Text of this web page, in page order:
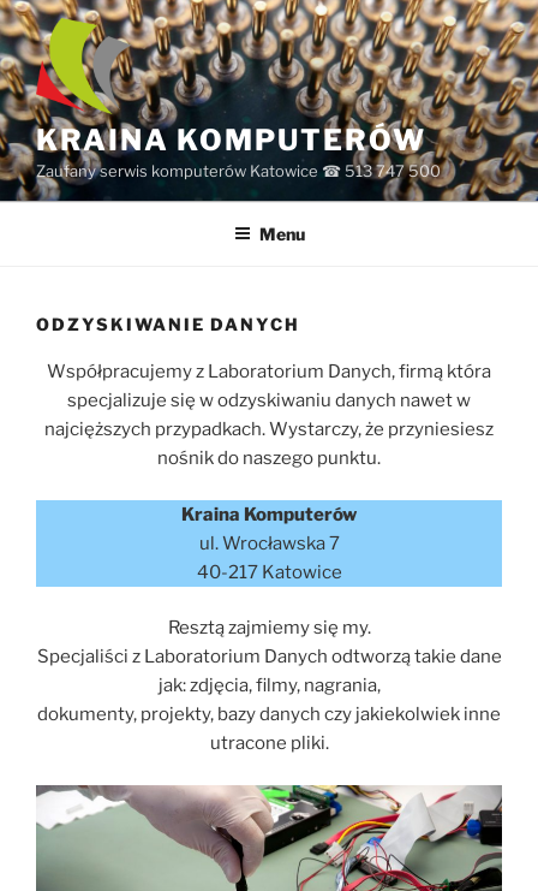
Przejdź
do
treści
KRAINA KOMPUTERÓW
Zaufany serwis komputerów Katowice ☎ 513 747 500
Menu
ODZYSKIWANIE DANYCH
Współpracujemy z Laboratorium Danych, firmą która
specjalizuje się w odzyskiwaniu danych nawet w
najcięższych przypadkach. Wystarczy, że przyniesiesz
nośnik do naszego punktu.
Kraina Komputerów
ul. Wrocławska 7
40-217 Katowice
Resztą zajmiemy się my.
Specjaliści z Laboratorium Danych odtworzą takie dane
jak: zdjęcia, filmy, nagrania,
dokumenty, projekty, bazy danych czy jakiekolwiek inne
utracone pliki.